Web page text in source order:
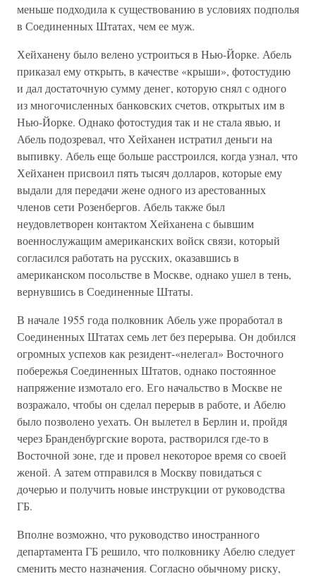
меньше подходила к существованию в условиях подполья
в Соединенных Штатах, чем ее муж.
Хейханену было велено устроиться в Нью-Йорке. Абель
приказал ему открыть, в качестве «крыши», фотостудию
и дал достаточную сумму денег, которую снял с одного
из многочисленных банковских счетов, открытых им в
Нью-Йорке. Однако фотостудия так и не стала явью, и
Абель подозревал, что Хейханен истратил деньги на
выпивку. Абель еще больше расстроился, когда узнал, что
Хейханен присвоил пять тысяч долларов, которые ему
выдали для передачи жене одного из арестованных
членов сети Розенбергов. Абель также был
неудовлетворен контактом Хейханена с бывшим
военнослужащим американских войск связи, который
согласился работать на русских, оказавшись в
американском посольстве в Москве, однако ушел в тень,
вернувшись в Соединенные Штаты.
В начале 1955 года полковник Абель уже проработал в
Соединенных Штатах семь лет без перерыва. Он добился
огромных успехов как резидент-«нелегал» Восточного
побережья Соединенных Штатов, однако постоянное
напряжение измотало его. Его начальство в Москве не
возражало, чтобы он сделал перерыв в работе, и Абелю
было позволено уехать. Он вылетел в Берлин и, пройдя
через Бранденбургские ворота, растворился где-то в
Восточной зоне, где и провел некоторое время со своей
женой. А затем отправился в Москву повидаться с
дочерью и получить новые инструкции от руководства
ГБ.
Вполне возможно, что руководство иностранного
департамента ГБ решило, что полковнику Абелю следует
сменить место назначения. Согласно обычному риску,